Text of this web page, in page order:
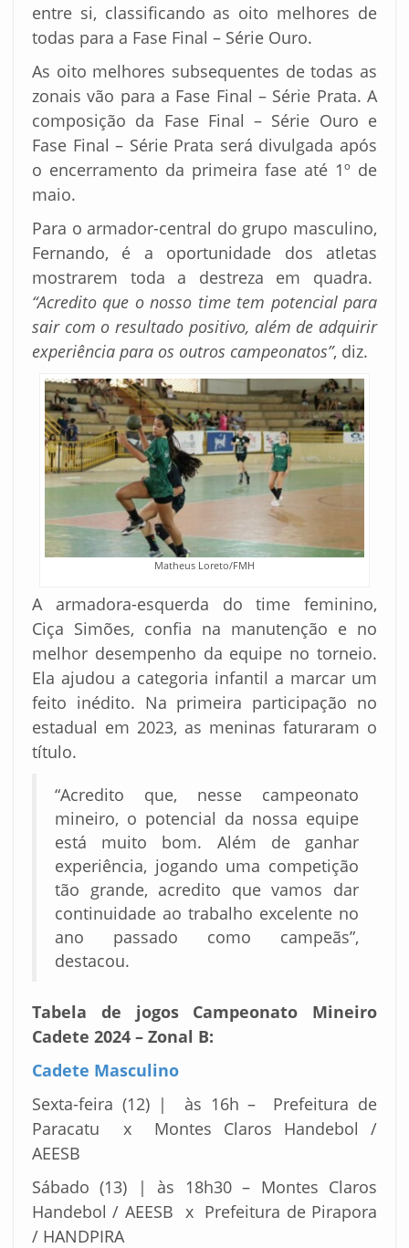
entre si, classificando as oito melhores de
todas para a Fase Final – Série Ouro.
As oito melhores subsequentes de todas as
zonais vão para a Fase Final – Série Prata. A
composição da Fase Final – Série Ouro e
Fase Final – Série Prata será divulgada após
o encerramento da primeira fase até 1º de
maio.
Para o armador-central do grupo masculino,
Fernando, é a oportunidade dos atletas
mostrarem toda a destreza em quadra.
“Acredito que o nosso time tem potencial para
sair com o resultado positivo, além de adquirir
experiência para os outros campeonatos”, diz.
Matheus Loreto/FMH
A armadora-esquerda do time feminino,
Ciça Simões, confia na manutenção e no
melhor desempenho da equipe no torneio.
Ela ajudou a categoria infantil a marcar um
feito inédito. Na primeira participação no
estadual em 2023, as meninas faturaram o
título.
“Acredito que, nesse campeonato
mineiro, o potencial da nossa equipe
está muito bom. Além de ganhar
experiência, jogando uma competição
tão grande, acredito que vamos dar
continuidade ao trabalho excelente no
ano passado como campeãs”,
destacou.
Tabela de jogos Campeonato Mineiro
Cadete 2024 – Zonal B:
Cadete Masculino
Sexta-feira (12) | às 16h – Prefeitura de
Paracatu x Montes Claros Handebol /
AEESB
Sábado (13) | às 18h30 – Montes Claros
Handebol / AEESB x Prefeitura de Pirapora
/ HANDPIRA